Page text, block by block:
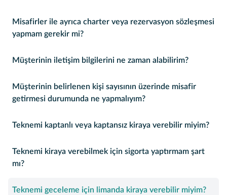
Misafirler ile ayrıca charter veya rezervasyon sözleşmesi
yapmam gerekir mi?
Müşterinin iletişim bilgilerini ne zaman alabilirim?
Müşterinin belirlenen kişi sayısının üzerinde misafir
getirmesi durumunda ne yapmalıyım?
Teknemi kaptanlı veya kaptansız kiraya verebilir miyim?
Teknemi kiraya verebilmek için sigorta yaptırmam şart
mı?
Teknemi geceleme için limanda kiraya verebilir miyim?